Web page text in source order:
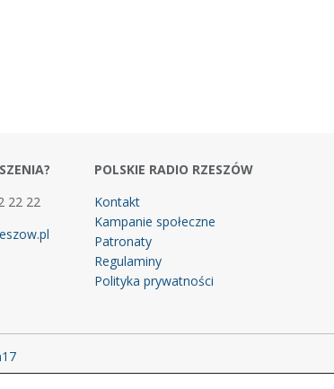
22 22
POLSKIE RADIO RZESZÓW
Kontakt
Kampanie społeczne
Patronaty
Regulaminy
Polityka prywatności